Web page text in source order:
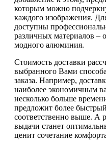
которым можно
каждого изображения.
доступны
различных материалов –
модного алюминия.
Стоимость доставки
выбранного Вами
заказа. Например,
наиболее экономичным
несколько больше
предложит более
соответственно выше. А
выдачи станет
ценит сочетание